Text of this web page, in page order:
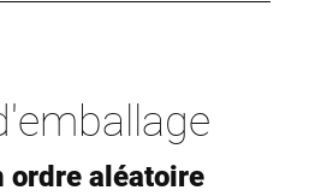
ordre aléatoire